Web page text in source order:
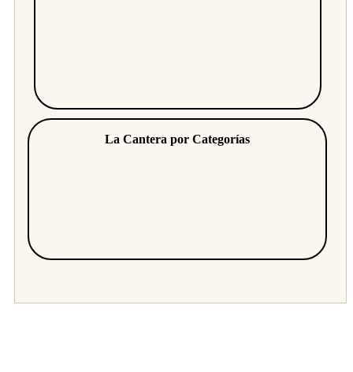
La Cantera por Categorías